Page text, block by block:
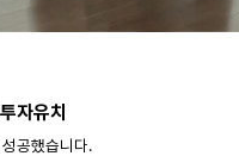
자유치
공했습니다.